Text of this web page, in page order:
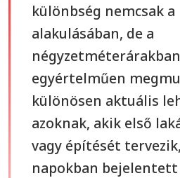
különbség nemcsak
alakulásában, de a
egyértelműen
különösen aktuális
azoknak, akik első
vagy építését
napokban bejelentett